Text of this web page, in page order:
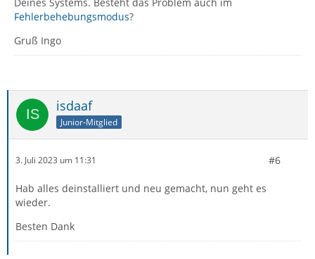
Fehlerbehebungsmodus?
Gruß Ingo
isdaaf
Junior-Mitglied
3. Juli 2023 um 11:31 #6
Hab alles deinstalliert und neu gemacht, nun geht es
wieder.
Besten Dank